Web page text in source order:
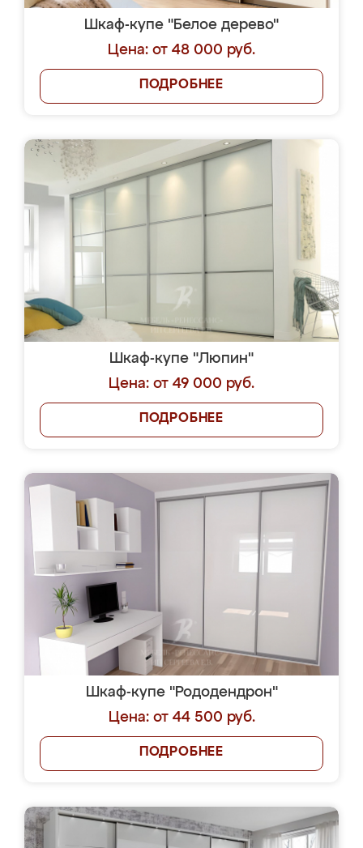
Шкаф-купе "Белое дерево"
Цена: от 48 000 руб.
ПОДРОБНЕЕ
Шкаф-купе "Люпин"
Цена: от 49 000 руб.
ПОДРОБНЕЕ
Шкаф-купе "Рододендрон"
Цена: от 44 500 руб.
ПОДРОБНЕЕ